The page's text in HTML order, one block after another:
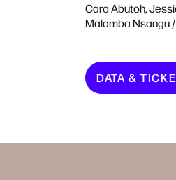
Caro Abutoh,
Malamba Nsangu
DATA &